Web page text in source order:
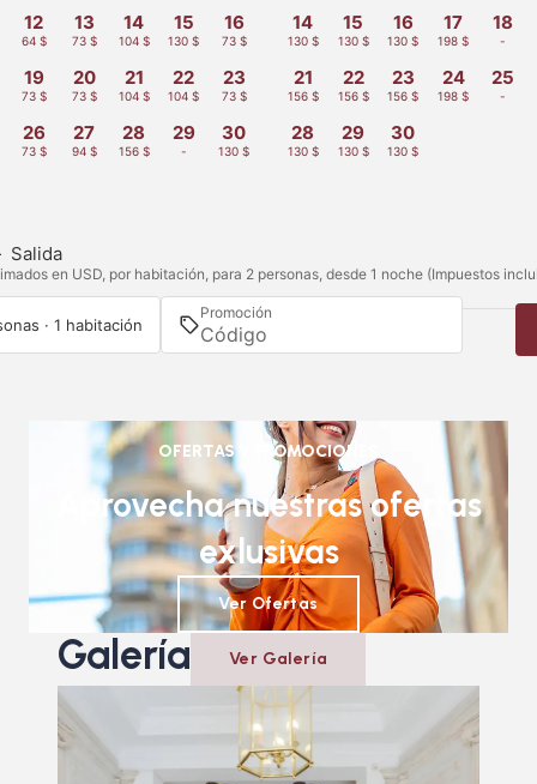
12
64 $
13
73 $
14
104 $
15
130 $
16
73 $
19
73 $
20
73 $
21
104 $
22
104 $
23
73 $
26
73 $
27
94 $
28
156 $
29
-
30
130 $
14
130 $
15
130 $
16
130 $
17
198 $
18
-
21
156 $
22
156 $
23
156 $
24
198 $
25
-
28
130 $
29
130 $
30
130 $
Salida
en USD, por habitación, para 2 personas, desde 1 noche (Impuestos
· 1 habitación
Promoción
OFERTAS Y PROMOCIONES
Aprovecha nuestras ofertas
exlusivas
Ver Ofertas
Galería Ver Galería